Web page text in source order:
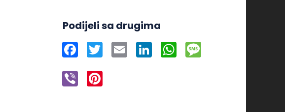
Podijeli sa drugima
Facebook
Twitter Email LinkedInWhatsApp
Viber